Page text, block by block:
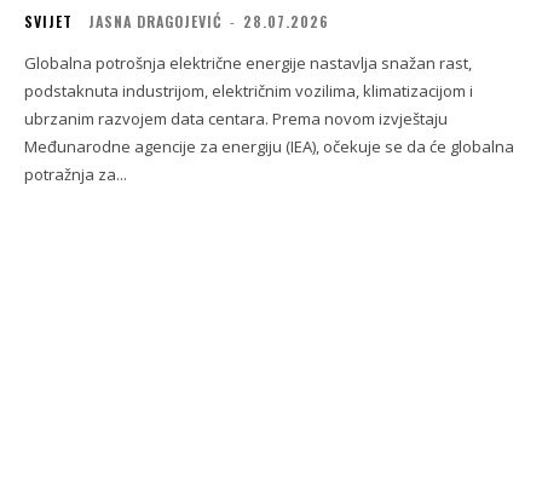
SVIJET JASNA DRAGOJEVIĆ - 28.07.2026
Globalna potrošnja električne energije nastavlja snažan rast,
podstaknuta industrijom, električnim vozilima, klimatizacijom i
ubrzanim razvojem data centara. Prema novom izvještaju
Međunarodne agencije za energiju (IEA), očekuje se da će globalna
potražnja za...